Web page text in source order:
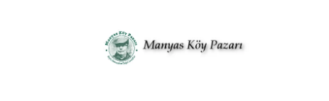
Dolaşıma
geç
İçeriğe
geç